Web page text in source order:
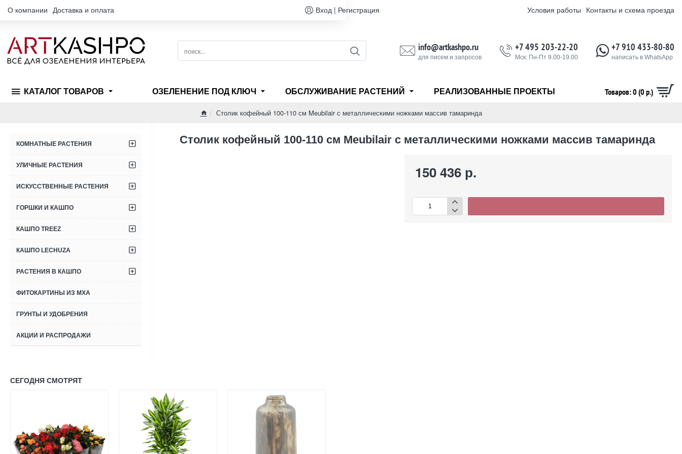
О компании Доставка и оплата Вход | Регистрация Условия работы Контакты и схема проезда
поиск...
info@artkashpo.ru
для писем и запросов
+7 495 203-22-20
Мск: Пн-Пт 9.00-19.00
+7 910 433-80-80
написать в WhatsApp
КАТАЛОГ ТОВАРОВ ОЗЕЛЕНЕНИЕ ПОД КЛЮЧ ОБСЛУЖИВАНИЕ РАСТЕНИЙ РЕАЛИЗОВАННЫЕ ПРОЕКТЫ Товаров: 0 (0 р.)
Столик кофейный 100-110 см Meubilair с металлическими ножками массив тамаринда
КОМНАТНЫЕ РАСТЕНИЯ
УЛИЧНЫЕ РАСТЕНИЯ
ИСКУССТВЕННЫЕ РАСТЕНИЯ
ГОРШКИ И КАШПО
КАШПО TREEZ
КАШПО LECHUZA
РАСТЕНИЯ В КАШПО
ФИТОКАРТИНЫ ИЗ МХА
ГРУНТЫ И УДОБРЕНИЯ
АКЦИИ И РАСПРОДАЖИ
Столик кофейный 100-110 см Meubilair с металлическими ножками массив тамаринда
150 436 р.
СЕГОДНЯ СМОТРЯТ